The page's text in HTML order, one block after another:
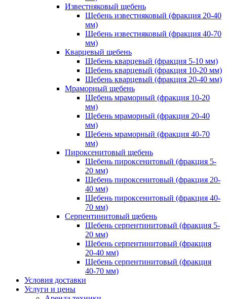
Известняковый щебень
Щебень известняковый (фракция 20-40
мм)
Щебень известняковый (фракция 40-70
мм)
Кварцевый щебень
Щебень кварцевый (фракция 5-10 мм)
Щебень кварцевый (фракция 10-20 мм)
Щебень кварцевый (фракция 20-40 мм)
Мраморный щебень
Щебень мраморный (фракция 10-20
мм)
Щебень мраморный (фракция 20-40
мм)
Щебень мраморный (фракция 40-70
мм)
Пироксенитовый щебень
Щебень пироксенитовый (фракция 5-
20 мм)
Щебень пироксенитовый (фракция 20-
40 мм)
Щебень пироксенитовый (фракция 40-
70 мм)
Серпентинитовый щебень
Щебень серпентинитовый (фракция 5-
20 мм)
Щебень серпентинитовый (фракция
20-40 мм)
Щебень серпентинитовый (фракция
40-70 мм)
Условия доставки
Услуги и цены